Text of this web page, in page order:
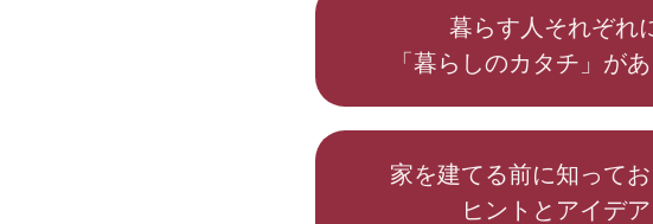
暮らす人それぞれ
「暮らしのカタチ」が
家を建てる前に知ってお
ヒントとアイデア